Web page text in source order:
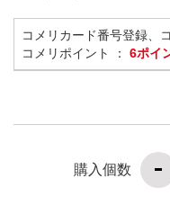
コメリカード番号登録、
コメリポイント ： 6ポイ
購入個数